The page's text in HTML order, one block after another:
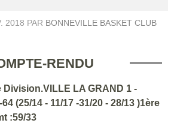
2018 PAR BONNEVILLE BASKET CLUB
RENDU
Division.VILLE LA GRAND 1 -
(25/14 - 11/17 -31/20 - 28/13 )1ère
:59/33